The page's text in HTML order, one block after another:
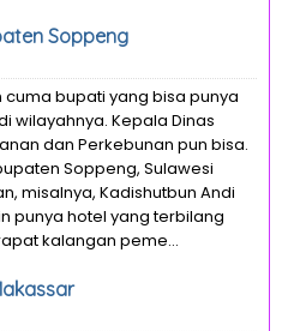
Soppeng
cuma bupati yang bisa punya
wilayahnya. Kepala Dinas
dan Perkebunan pun bisa.
Soppeng, Sulawesi
misalnya, Kadishutbun Andi
punya hotel yang terbilang
kalangan peme...